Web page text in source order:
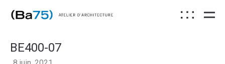
BE400-07